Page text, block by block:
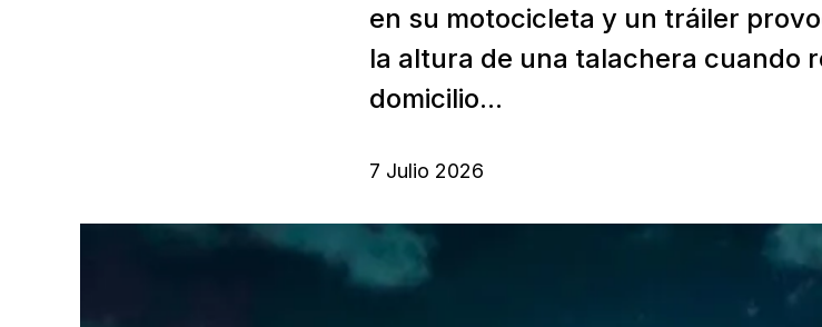
en su motocicleta y un tráiler
la altura de una talachera cuando
domicilio...
7 Julio 2026